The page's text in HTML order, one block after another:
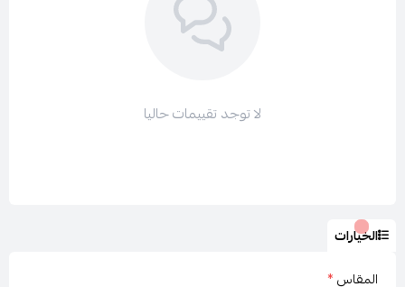
لا توجد تقييمات حاليا
الخيارات
المقاس*